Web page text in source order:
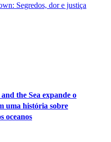
Segredos, dor e justiça
the Sea expande o
uma história sobre
oceanos